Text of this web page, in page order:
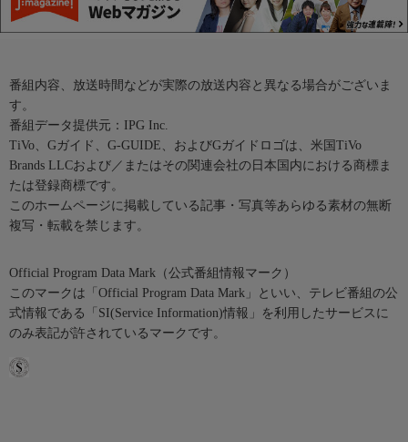
番組内容、放送時間などが実際の放送内容と異なる場合がございま
す。
番組データ提供元：IPG Inc.
TiVo、Gガイド、G-GUIDE、およびGガイドロゴは、米国TiVo
Brands LLCおよび／またはその関連会社の日本国内における商標ま
たは登録商標です。
このホームページに掲載している記事・写真等あらゆる素材の無断
複写・転載を禁じます。
Official Program Data Mark（公式番組情報マーク）
このマークは「Official Program Data Mark」といい、テレビ番組の公
式情報である「SI(Service Information)情報」を利用したサービスに
のみ表記が許されているマークです。